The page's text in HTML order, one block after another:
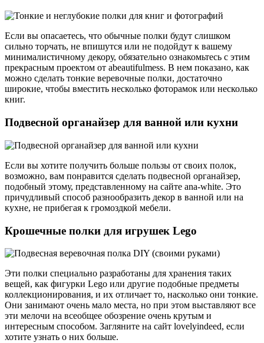
Если вы опасаетесь, что обычные полки будут слишком
сильно торчать, не впишутся или не подойдут к вашему
минималистичному декору, обязательно ознакомьтесь с этим
прекрасным проектом от abeautifulmess. В нем показано, как
можно сделать тонкие веревочные полки, достаточно
широкие, чтобы вместить несколько фоторамок или несколько
книг.
Подвесной органайзер для ванной или кухни
Если вы хотите получить больше пользы от своих полок,
возможно, вам понравится сделать подвесной органайзер,
подобный этому, представленному на сайте ana-white. Это
причудливый способ разнообразить декор в ванной или на
кухне, не прибегая к громоздкой мебели.
Крошечные полки для игрушек Lego
Эти полки специально разработаны для хранения таких
вещей, как фигурки Lego или другие подобные предметы
коллекционирования, и их отличает то, насколько они тонкие.
Они занимают очень мало места, но при этом выставляют все
эти мелочи на всеобщее обозрение очень крутым и
интересным способом. Загляните на сайт lovelyindeed, если
хотите узнать о них больше.